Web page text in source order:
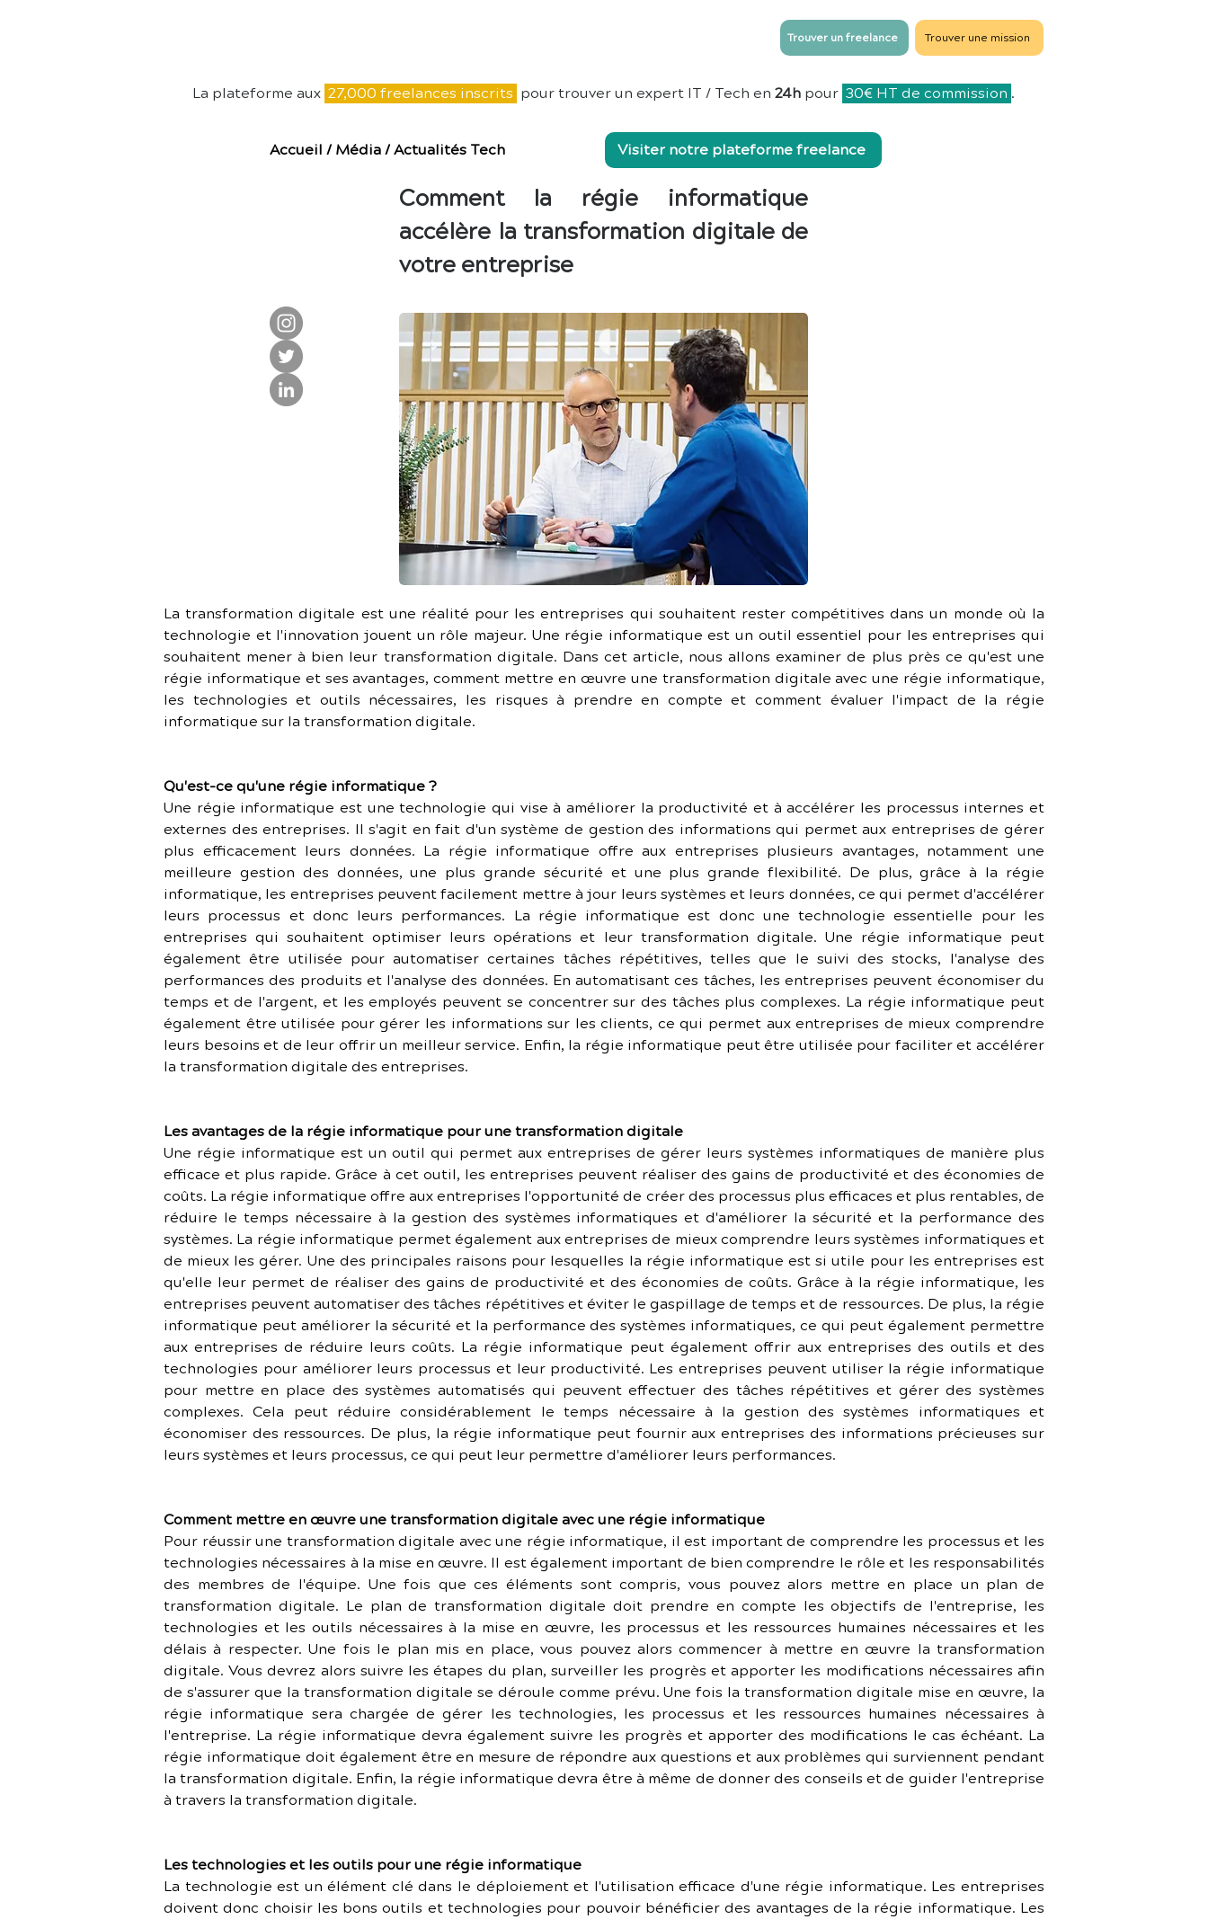
Trouver un freelance Trouver une mission
La plateforme aux 27,000 freelances inscrits pour trouver un expert IT / Tech en 24hpour 30€ HT de commission .
Accueil / Média/Actualités Tech Visiter notre plateforme freelance
Comment la régie informatique
accélère la transformation digitale de
votre entreprise
La transformation digitale est une réalité pour les entreprises qui souhaitent rester compétitives dans un monde où la
technologie et l'innovation jouent un rôle majeur. Une régie informatique est un outil essentiel pour les entreprises qui
souhaitent mener à bien leur transformation digitale. Dans cet article, nous allons examiner de plus près ce qu'est une
régie informatique et ses avantages, comment mettre en œuvre une transformation digitale avec une régie informatique,
les technologies et outils nécessaires, les risques à prendre en compte et comment évaluer l'impact de la régie
informatique sur la transformation digitale.
Qu'est-ce qu'une régie informatique ?
Une régie informatique est une technologie qui vise à améliorer la productivité et à accélérer les processus internes et
externes des entreprises. Il s'agit en fait d'un système de gestion des informations qui permet aux entreprises de gérer
plus efficacement leurs données. La régie informatique offre aux entreprises plusieurs avantages, notamment une
meilleure gestion des données, une plus grande sécurité et une plus grande flexibilité. De plus, grâce à la régie
informatique, les entreprises peuvent facilement mettre à jour leurs systèmes et leurs données, ce qui permet d'accélérer
leurs processus et donc leurs performances. La régie informatique est donc une technologie essentielle pour les
entreprises qui souhaitent optimiser leurs opérations et leur transformation digitale. Une régie informatique peut
également être utilisée pour automatiser certaines tâches répétitives, telles que le suivi des stocks, l'analyse des
performances des produits et l'analyse des données. En automatisant ces tâches, les entreprises peuvent économiser du
temps et de l'argent, et les employés peuvent se concentrer sur des tâches plus complexes. La régie informatique peut
également être utilisée pour gérer les informations sur les clients, ce qui permet aux entreprises de mieux comprendre
leurs besoins et de leur offrir un meilleur service. Enfin, la régie informatique peut être utilisée pour faciliter et accélérer
la transformation digitale des entreprises.
Les avantages de la régie informatique pour une transformation digitale
Une régie informatique est un outil qui permet aux entreprises de gérer leurs systèmes informatiques de manière plus
efficace et plus rapide. Grâce à cet outil, les entreprises peuvent réaliser des gains de productivité et des économies de
coûts. La régie informatique offre aux entreprises l'opportunité de créer des processus plus efficaces et plus rentables, de
réduire le temps nécessaire à la gestion des systèmes informatiques et d'améliorer la sécurité et la performance des
systèmes. La régie informatique permet également aux entreprises de mieux comprendre leurs systèmes informatiques et
de mieux les gérer. Une des principales raisons pour lesquelles la régie informatique est si utile pour les entreprises est
qu'elle leur permet de réaliser des gains de productivité et des économies de coûts. Grâce à la régie informatique, les
entreprises peuvent automatiser des tâches répétitives et éviter le gaspillage de temps et de ressources. De plus, la régie
informatique peut améliorer la sécurité et la performance des systèmes informatiques, ce qui peut également permettre
aux entreprises de réduire leurs coûts. La régie informatique peut également offrir aux entreprises des outils et des
technologies pour améliorer leurs processus et leur productivité. Les entreprises peuvent utiliser la régie informatique
pour mettre en place des systèmes automatisés qui peuvent effectuer des tâches répétitives et gérer des systèmes
complexes. Cela peut réduire considérablement le temps nécessaire à la gestion des systèmes informatiques et
économiser des ressources. De plus, la régie informatique peut fournir aux entreprises des informations précieuses sur
leurs systèmes et leurs processus, ce qui peut leur permettre d'améliorer leurs performances.
Comment mettre en œuvre une transformation digitale avec une régie informatique
Pour réussir une transformation digitale avec une régie informatique, il est important de comprendre les processus et les
technologies nécessaires à la mise en œuvre. Il est également important de bien comprendre le rôle et les responsabilités
des membres de l'équipe. Une fois que ces éléments sont compris, vous pouvez alors mettre en place un plan de
transformation digitale. Le plan de transformation digitale doit prendre en compte les objectifs de l'entreprise, les
technologies et les outils nécessaires à la mise en œuvre, les processus et les ressources humaines nécessaires et les
délais à respecter. Une fois le plan mis en place, vous pouvez alors commencer à mettre en œuvre la transformation
digitale. Vous devrez alors suivre les étapes du plan, surveiller les progrès et apporter les modifications nécessaires afin
de s'assurer que la transformation digitale se déroule comme prévu. Une fois la transformation digitale mise en œuvre, la
régie informatique sera chargée de gérer les technologies, les processus et les ressources humaines nécessaires à
l'entreprise. La régie informatique devra également suivre les progrès et apporter des modifications le cas échéant. La
régie informatique doit également être en mesure de répondre aux questions et aux problèmes qui surviennent pendant
la transformation digitale. Enfin, la régie informatique devra être à même de donner des conseils et de guider l'entreprise
à travers la transformation digitale.
Les technologies et les outils pour une régie informatique
La technologie est un élément clé dans le déploiement et l'utilisation efficace d'une régie informatique. Les entreprises
doivent donc choisir les bons outils et technologies pour pouvoir bénéficier des avantages de la régie informatique. Les